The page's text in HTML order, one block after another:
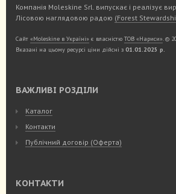
Компанія Moleskine Srl. випускає і реалізує
Лісовою наглядовою радою (Forest
Сайт «Moleskine в Україні» є власністю ТОВ «Нариси». ©
Вказані на цьому ресурсі ціни дійсні з 01.01.2025 р.
ВАЖЛИВІ РОЗДІЛИ
Каталог
Контакти
Публічний договір (Оферта)
КОНТАКТИ